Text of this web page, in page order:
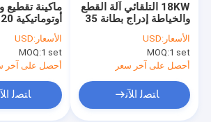
مراقبة الجودة
اتصل بنا
أخبار
ماكينة تقطيع
الدقيقة
الأسعار:USD
MOQ:1 set
أحصل على آخر
ﺎﺘﺼﻟ
18KW التلقائي آلة القطع
والخياطة إدراج بطانة 35
قطعة / دقيقة
الأسعار:USD
MOQ:1 set
أحصل على آخر سعر
ﺎﺘﺼﻟ ﺍﻶﻧ